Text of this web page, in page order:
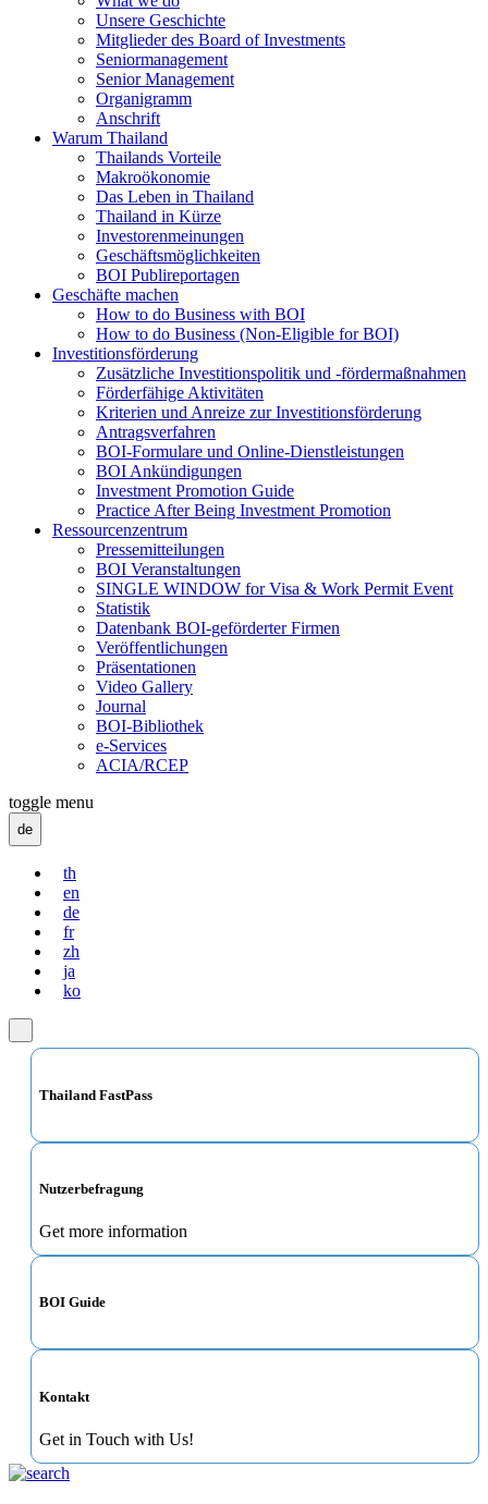
Unsere Geschichte
Mitglieder des Board of Investments
Seniormanagement
Senior Management
Organigramm
Anschrift
Warum Thailand
Thailands Vorteile
Makroökonomie
Das Leben in Thailand
Thailand in Kürze
Investorenmeinungen
Geschäftsmöglichkeiten
BOI Publireportagen
Geschäfte machen
How to do Business with BOI
How to do Business (Non-Eligible for BOI)
Investitionsförderung
Zusätzliche Investitionspolitik und -fördermaßnahmen
Förderfähige Aktivitäten
Kriterien und Anreize zur Investitionsförderung
Antragsverfahren
BOI-Formulare und Online-Dienstleistungen
BOI Ankündigungen
Investment Promotion Guide
Practice After Being Investment Promotion
Ressourcenzentrum
Pressemitteilungen
BOI Veranstaltungen
SINGLE WINDOW for Visa & Work Permit Event
Statistik
Datenbank BOI-geförderter Firmen
Veröffentlichungen
Präsentationen
Video Gallery
Journal
BOI-Bibliothek
e-Services
ACIA/RCEP
toggle menu
de
th
en
de
fr
zh
ja
ko
Thailand FastPass
Nutzerbefragung
Get more information
BOI Guide
Kontakt
Get in Touch with Us!